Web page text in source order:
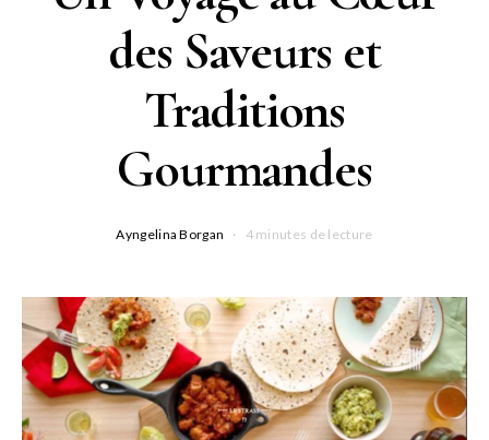
des Saveurs et
Traditions
Gourmandes
Ayngelina Borgan 4 minutes de lecture